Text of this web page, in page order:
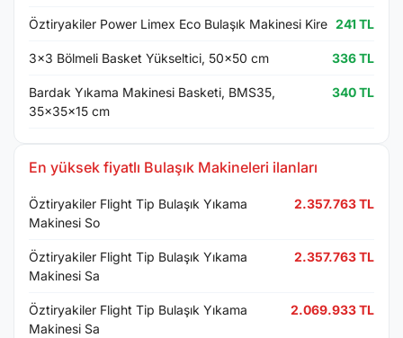
Öztiryakiler Power Limex Eco Bulaşık Makinesi Kire 241 TL
3x3 Bölmeli Basket Yükseltici, 50x50 cm 336 TL
Bardak Yıkama Makinesi Basketi, BMS35,
35x35x15 cm
340 TL
En yüksek fiyatlı Bulaşık Makineleri ilanları
Öztiryakiler Flight Tip Bulaşık Yıkama
Makinesi So
2.357.763 TL
Öztiryakiler Flight Tip Bulaşık Yıkama
Makinesi Sa
2.357.763 TL
Öztiryakiler Flight Tip Bulaşık Yıkama
Makinesi Sa
2.069.933 TL